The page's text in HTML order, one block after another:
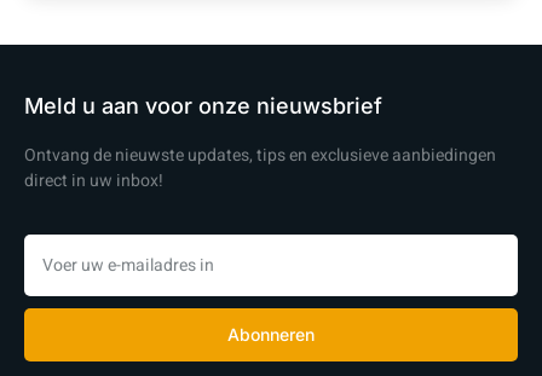
Meld u aan voor onze nieuwsbrief
Ontvang de nieuwste updates, tips en exclusieve aanbiedingen
direct in uw inbox!
Abonneren